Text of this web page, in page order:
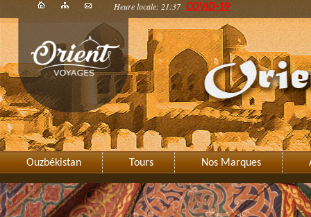
Heure locale: 21:37 COVID-19
Ouzbékistan Tours Nos Marques